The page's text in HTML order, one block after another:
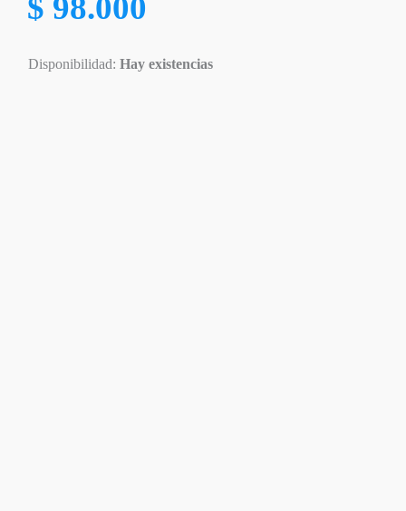
$ 98.000
Disponibilidad: Hay existencias